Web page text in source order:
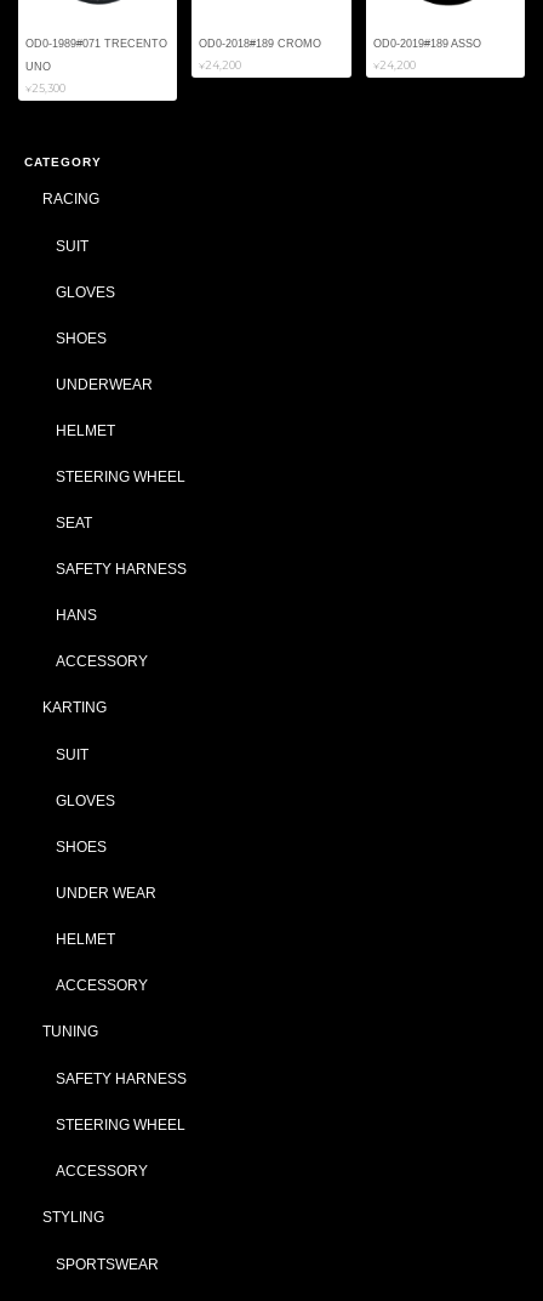
OD0-1989#071 TRECENTO
UNO
¥25,300
OD0-2018#189 CROMO
¥24,200
OD0-2019#189 ASSO
¥24,200
CATEGORY
RACING
SUIT
GLOVES
SHOES
UNDERWEAR
HELMET
STEERING WHEEL
SEAT
SAFETY HARNESS
HANS
ACCESSORY
KARTING
SUIT
GLOVES
SHOES
UNDER WEAR
HELMET
ACCESSORY
TUNING
SAFETY HARNESS
STEERING WHEEL
ACCESSORY
STYLING
SPORTSWEAR